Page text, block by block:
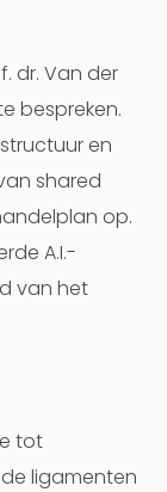
dr. Van der
bespreken.
en
shared
op.
A.I.-
van het
tot
ligamenten